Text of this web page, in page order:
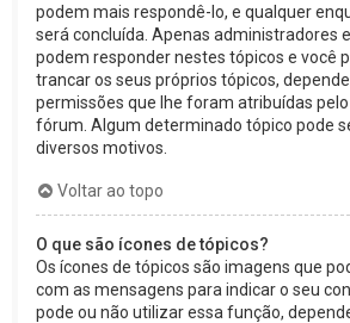
podem mais respondê-lo, e qualquer
será concluída. Apenas administradores
podem responder nestes tópicos e você
trancar os seus próprios tópicos,
permissões que lhe foram atribuídas
fórum. Algum determinado tópico pode
diversos motivos.
Voltar ao topo
O que são ícones de tópicos?
Os ícones de tópicos são imagens que
com as mensagens para indicar o seu
pode ou não utilizar essa função,